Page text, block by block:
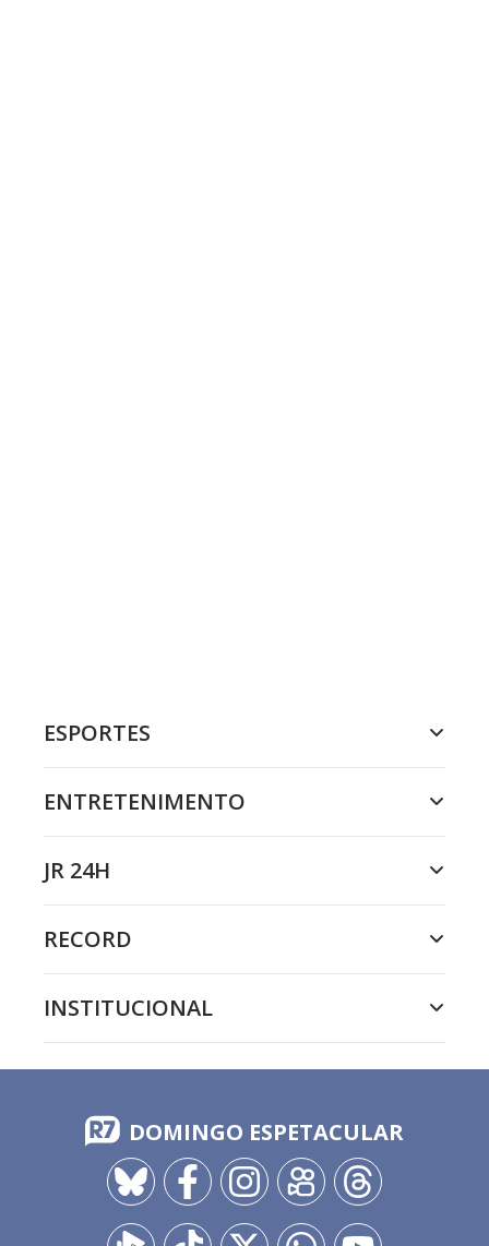
ESPORTES
ENTRETENIMENTO
JR 24H
RECORD
INSTITUCIONAL
DOMINGO ESPETACULAR